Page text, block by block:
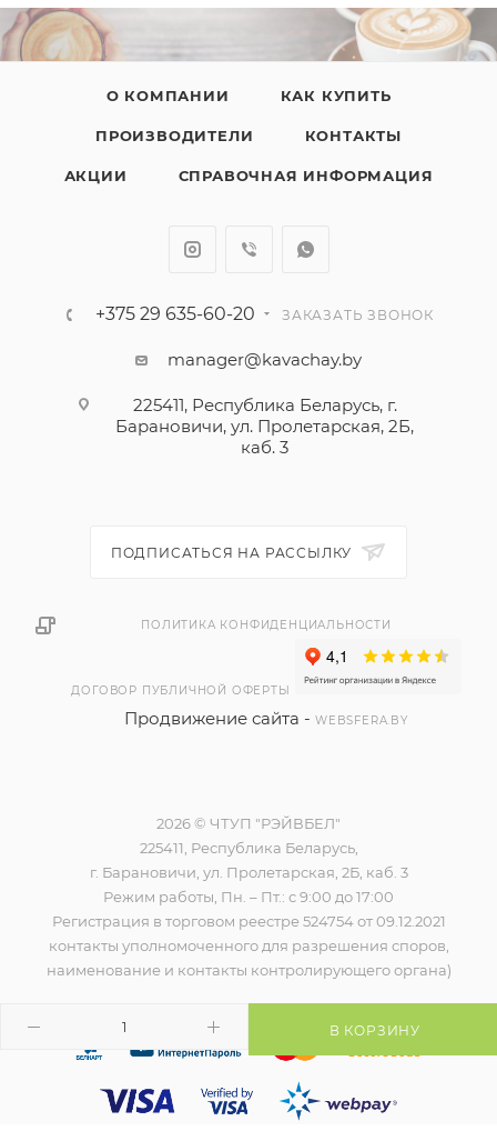
В КОРЗИНУ
О КОМПАНИИ КАК КУПИТЬ
ПРОИЗВОДИТЕЛИ КОНТАКТЫ
АКЦИИ СПРАВОЧНАЯ ИНФОРМАЦИЯ
+375 29 635-60-20 ЗАКАЗАТЬ ЗВОНОК
manager@kavachay.by
225411, Республика Беларусь, г.
Барановичи, ул. Пролетарская, 2Б,
каб. 3
ПОДПИСАТЬСЯ НА РАССЫЛКУ
ПОЛИТИКА КОНФИДЕНЦИАЛЬНОСТИ
ДОГОВОР ПУБЛИЧНОЙ ОФЕРТЫ
Продвижение сайта -WEBSFERA.BY
2026 © ЧТУП "РЭЙВБЕЛ"
225411, Республика Беларусь,
г. Барановичи, ул. Пролетарская, 2Б, каб. 3
Режим работы, Пн. – Пт.: с 9:00 до 17:00
Регистрация в торговом реестре 524754 от 09.12.2021
контакты уполномоченного для разрешения споров,
наименование и контакты контролирующего органа)